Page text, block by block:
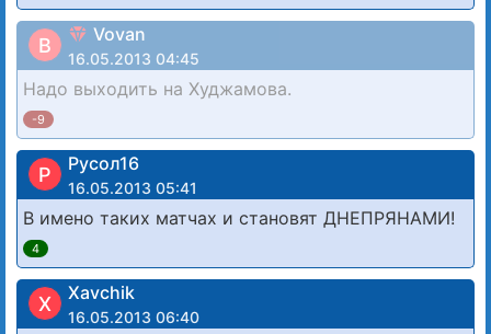
В Vovan
16.05.2013 04:45
Надо выходить на Худжамова.
-9
Р Русол16
16.05.2013 05:41
В имено таких матчах и становят ДНЕПРЯНАМИ!
4
X Xavchik
16.05.2013 06:40